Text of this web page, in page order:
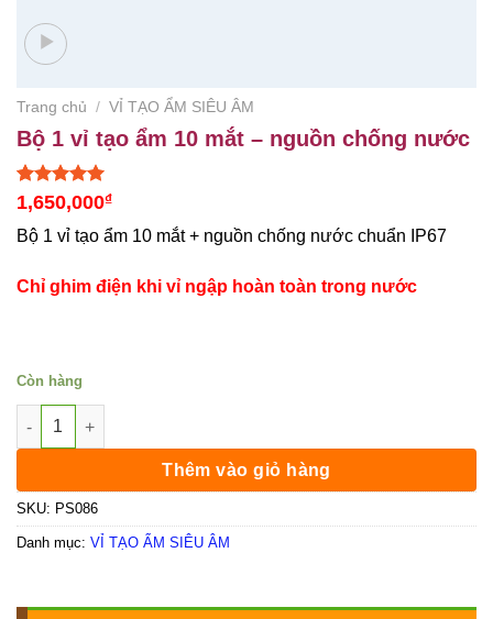
Trang chủ / VỈ TẠO ẨM SIÊU ÂM
Bộ 1 vỉ tạo ẩm 10 mắt – nguồn chống nước
5.00trên 5
dựa trên
1
đánh giá
1,650,000₫
Bộ 1 vỉ tạo ẩm 10 mắt + nguồn chống nước chuẩn IP67
Chỉ ghim điện khi vỉ ngập hoàn toàn trong nước
Còn hàng
Bộ 1 vỉ tạo ẩm 10 mắt - nguồn chống nước số lượng
Thêm vào giỏ hàng
SKU: PS086
Danh mục: VỈ TẠO ẨM SIÊU ÂM